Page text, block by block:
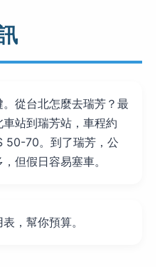
從台北怎麼去瑞芳？最
站到瑞芳站，車程約
50-70。到了瑞芳，公
但假日容易塞車。
，幫你預算。